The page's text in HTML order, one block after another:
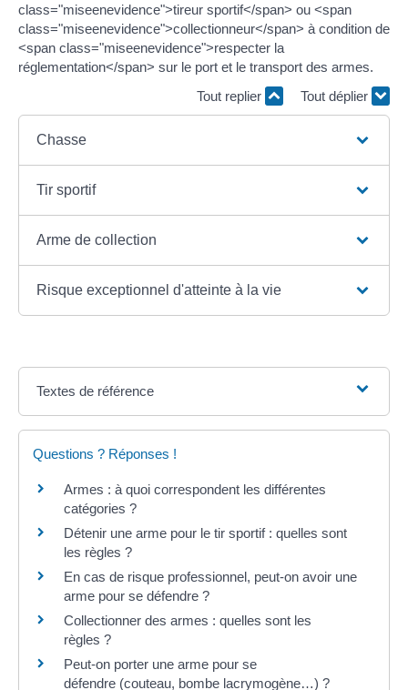
class="miseenevidence">tireur sportif</span> ou <span
class="miseenevidence">collectionneur</span> à condition de
<span class="miseenevidence">respecter la
réglementation</span> sur le port et le transport des armes.
Tout replier
Tout déplier
Chasse
Tir sportif
Arme de collection
Risque exceptionnel d'atteinte à la vie
Textes de référence
Questions ? Réponses !
Armes : à quoi correspondent les différentes
catégories ?
Détenir une arme pour le tir sportif : quelles sont
les règles ?
En cas de risque professionnel, peut-on avoir une
arme pour se défendre ?
Collectionner des armes : quelles sont les
règles ?
Peut-on porter une arme pour se
défendre (couteau, bombe lacrymogène…) ?